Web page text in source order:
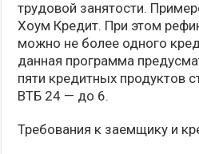
трудовой занятости.
Хоум Кредит. При этом
можно не более одного
данная программа
пяти кредитных продуктов
ВТБ 24 — до 6.
Требования к заемщику и